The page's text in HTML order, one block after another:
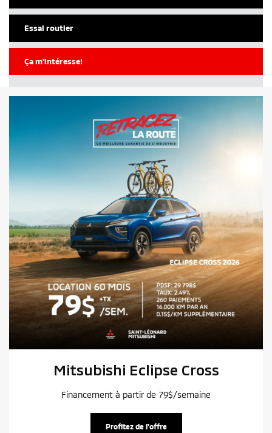
Essai routier
Ça m'intéresse!
Mitsubishi Eclipse Cross
Financement à partir de 79$/semaine
Profitez de l'offre